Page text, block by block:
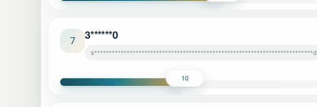
7 3******0
s**************************************************************************d
10